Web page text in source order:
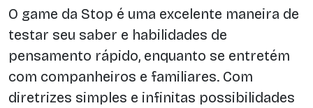
O game da Stop é uma excelente maneira de
testar seu saber e habilidades de
pensamento rápido, enquanto se entretém
com companheiros e familiares. Com
diretrizes simples e infinitas possibilidades